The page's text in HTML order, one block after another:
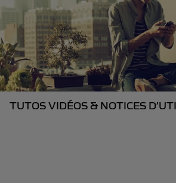
TUTOS VIDÉOS & NOTICES